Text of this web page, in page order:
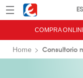
Menú Eroski
COMPRA
Home Consultorio